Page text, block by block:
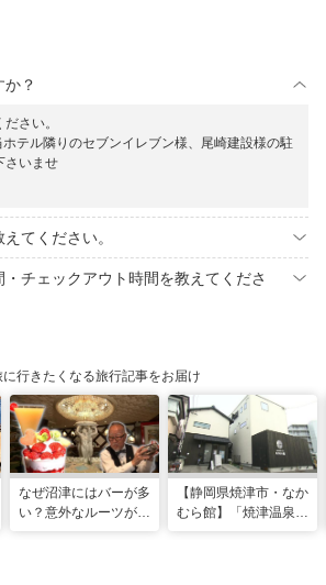
？
さい。
テル隣りのセブンイレブン様、尾崎建設様の駐
さいませ
てください。
チェックアウト時間を教えてくださ
に行きたくなる旅行記事をお届け
なぜ沼津にはバーが多
い？意外なルーツがわ
【静岡県焼津市・なか
むら館】「焼津温泉」